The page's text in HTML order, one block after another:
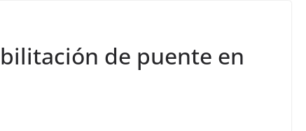
de puente en